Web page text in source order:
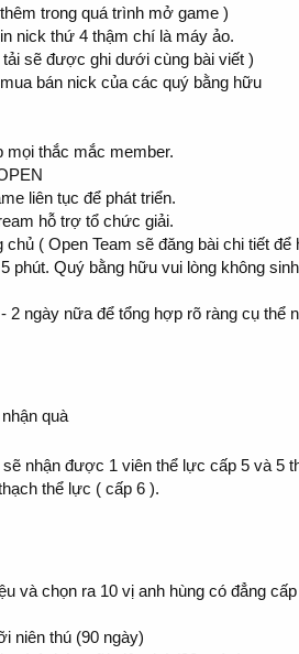
trong quá trình mở game )
nick thứ 4 thậm chí là máy ảo.
sẽ được ghi dưới cùng bài viết )
bán nick của các quý bằng hữu
mọi thắc mắc member.
liên tục để phát triển.
hỗ trợ tổ chức giải.
( Open Team sẽ đăng bài chi tiết
phút. Quý bằng hữu vui lòng không
ngày nữa để tổng hợp rõ ràng cụ thể
quà
nhận được 1 viên thể lực cấp 5 và 5
thể lực ( cấp 6 ).
và chọn ra 10 vị anh hùng có đẳng
niên thú (90 ngày)